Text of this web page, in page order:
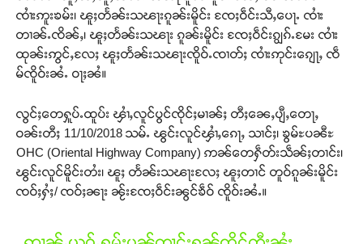
Support SHAN
တႃႇႁႂ်ႈသဵင်ၵၢင်ၸႂ်ၵူၼ်းမိူင်း ၵူႈတီႈၵူႈလႅၼ်ပေႃးတေၸွ
တ်ႇ တူဝ်ႈလုမ်ႈၾႃႉၼၼ်ႉ ၶဝ်ႈႁူမ်ႈၵမ်ႉထႅမ် ၸုမ်းၶၢ
ၸၢႆးဢူးၶမ်း၊ ၽူႈတႅၼ်းသၽႃးၵူၼ်းမိူင်း ၸႄႈဝဵင်းသီႇပေႃႉ ၸၢႆး
တၢၼ်ႉၸိၼ်ႇ၊ ၽူႈတႅၼ်းသၽႃး ၵူၼ်းမိူင်း ၸႄႈဝဵင်းၵျွၵ်ႉမႄး ၸၢႆး
ထုၼ်းဢွင်ႇလႄႈ ၽူႈတႅၼ်းသၽႃးၸိူဝ်ႉၸၢတ်ႈ ၸၢႆးဢုင်းၵျေႃႇ ၸဵ
မ်ၸိူဝ်းၼႆႉ ဝႃႈၼႆ။
လွင်ႈတေႁူပ်ႉထူပ်း ၾၢႆႇလူင်ပွင်ၸိုင်ႈမၢၼ်ႈ တီႈၼေႇပျီႇတေႃႇ
ဝၼ်းတီႈ 11/10/2018 သမ်ႉ ၽွင်းလူင်ၾၢႆႇၵေႃႇ သၢင်ႈ၊ ၶွမ်ႊပၼီႊ
OHC (Oriental Highway Company) ဢၼ်တေႁဵတ်းသဵၼ်ႈတၢင်း၊
ၽွင်းလူင်မိူင်းတႆး၊ ၽူႈ တႅၼ်းသၽႃးလႄႈ ၽူႈတၢင် တူဝ်ၵူၼ်းမိူင်း
ၸဝ်ႈႁႆႈ/ ၸဝ်ႈၼႃး ၼႂ်းၸႄႈဝဵင်းၼွင်ၶဵဝ် ၸိူဝ်းၼႆႉ။